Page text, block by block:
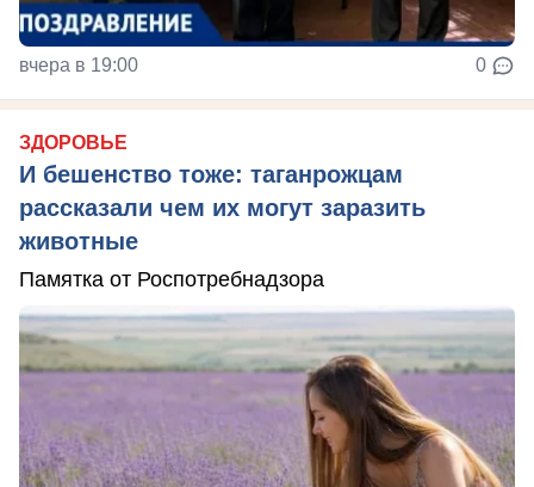
вчера в 19:00 0
ЗДОРОВЬЕ
И бешенство тоже: таганрожцам
рассказали чем их могут заразить
животные
Памятка от Роспотребнадзора